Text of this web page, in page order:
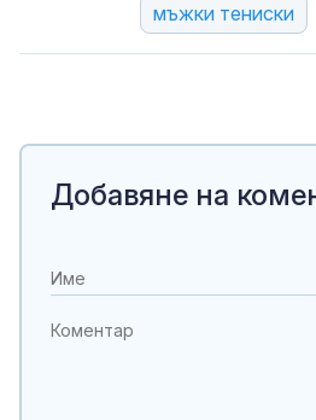
мъжки тениски
Добавяне на